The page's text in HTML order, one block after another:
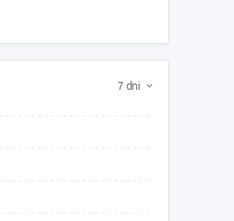
7 dni